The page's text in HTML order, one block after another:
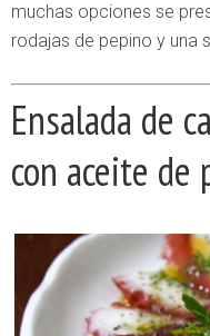
muchas opciones se
rodajas de pepino y una
Ensalada de
con aceite de